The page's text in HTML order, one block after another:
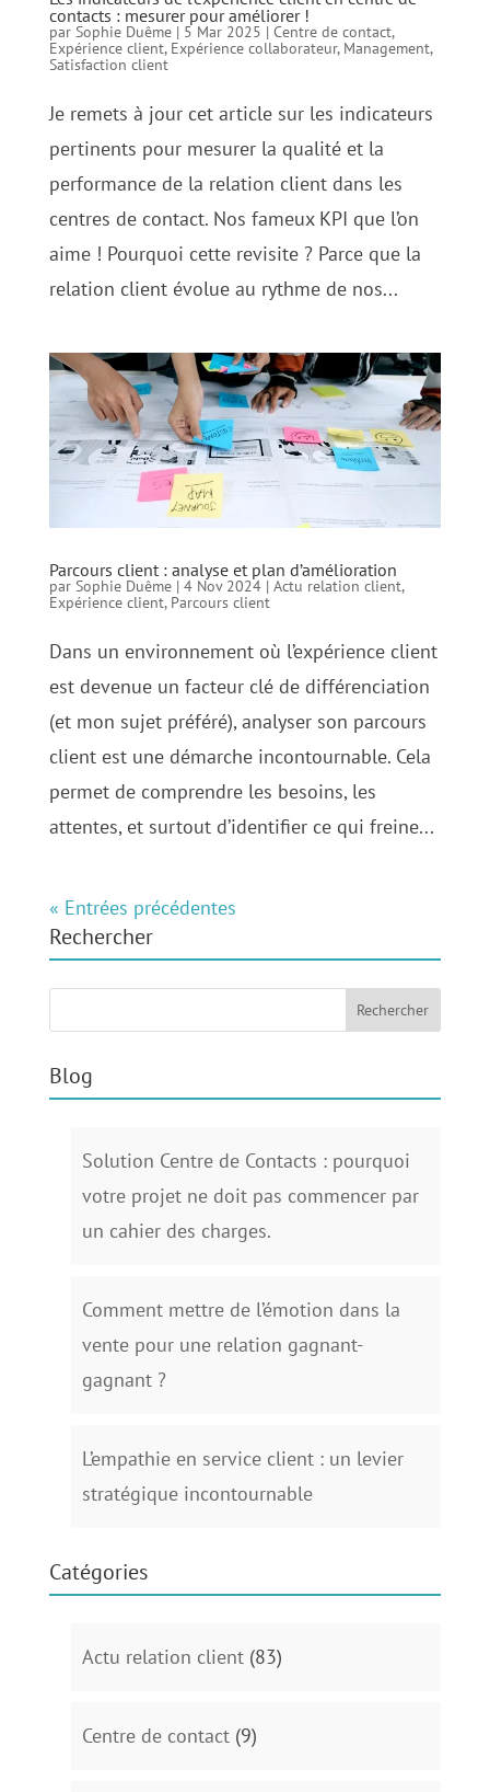
contacts : mesurer pour améliorer !
par Sophie Duême| 5 Mar 2025 | Centre de contact,
Expérience client, Expérience collaborateur, Management,
Satisfaction client
Je remets à jour cet article sur les indicateurs
pertinents pour mesurer la qualité et la
performance de la relation client dans les
centres de contact. Nos fameux KPI que l’on
aime ! Pourquoi cette revisite ? Parce que la
relation client évolue au rythme de nos...
Parcours client : analyse et plan d’amélioration
par Sophie Duême| 4 Nov 2024| Actu relation client,
Expérience client, Parcours client
Dans un environnement où l’expérience client
est devenue un facteur clé de différenciation
(et mon sujet préféré), analyser son parcours
client est une démarche incontournable. Cela
permet de comprendre les besoins, les
attentes, et surtout d’identifier ce qui freine...
« Entrées précédentes
Rechercher
Blog
Solution Centre de Contacts : pourquoi
votre projet ne doit pas commencer par
un cahier des charges.
Comment mettre de l’émotion dans la
vente pour une relation gagnant-
gagnant ?
L’empathie en service client : un levier
stratégique incontournable
Catégories
Actu relation client(83)
Centre de contact(9)